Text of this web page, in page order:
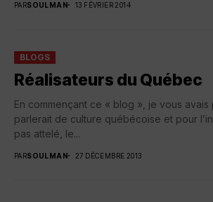
PARSOULMAN 13 FÉVRIER 2014
BLOGS
Réalisateurs du Québec
En commençant ce « blog », je vous avais
parlerait de culture québécoise et pour
pas attelé, le...
PARSOULMAN 27 DÉCEMBRE 2013